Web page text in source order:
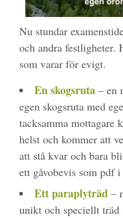
Nu stundar
och andra festligheter.
som varar för evigt.
En skogsruta – en
egen skogsruta med
tacksamma mottagare
helst och kommer att
att stå kvar och bara
ett gåvobevis som pdf
Ett paraplyträd –
unikt och speciellt